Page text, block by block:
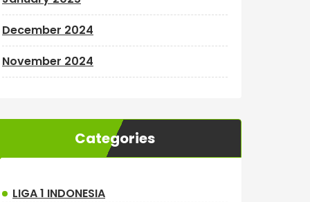
December 2024
November 2024
Categories
LIGA 1 INDONESIA